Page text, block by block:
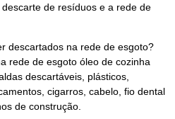
de resíduos e a rede de
descartados na rede de esgoto?
rede de esgoto óleo de cozinha
descartáveis, plásticos,
cigarros, cabelo, fio dental
de construção.